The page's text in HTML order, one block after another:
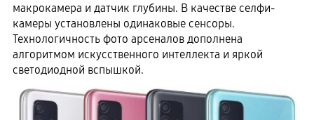
макрокамера и датчик глубины. В качестве селфи-
камеры установлены одинаковые сенсоры.
Технологичность фото арсеналов дополнена
алгоритмом искусственного интеллекта и яркой
светодиодной вспышкой.